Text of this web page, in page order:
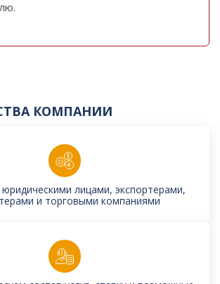
КОМПАНИИ
лицами, экспортерами,
и торговыми компаниями